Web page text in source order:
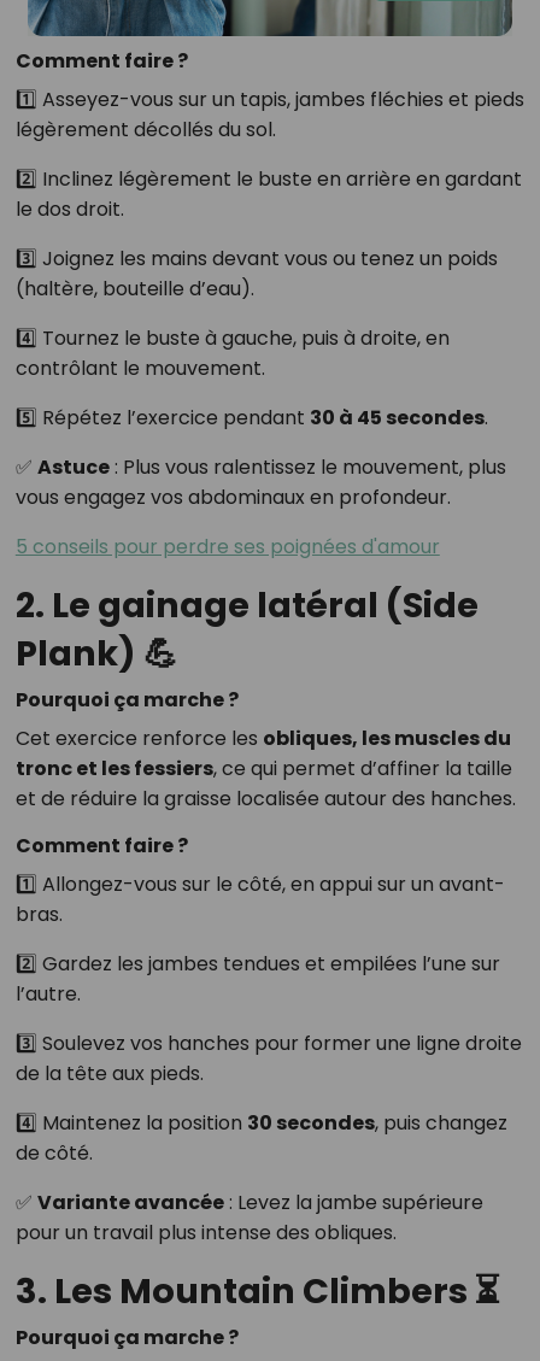
Comment faire ?
1️⃣ Asseyez-vous sur un tapis, jambes fléchies et pieds
légèrement décollés du sol.
2️⃣ Inclinez légèrement le buste en arrière en gardant
le dos droit.
3️⃣ Joignez les mains devant vous ou tenez un poids
(haltère, bouteille d’eau).
4️⃣ Tournez le buste à gauche, puis à droite, en
contrôlant le mouvement.
5️⃣ Répétez l’exercice pendant 30 à 45 secondes.
✅ Astuce: Plus vous ralentissez le mouvement, plus
vous engagez vos abdominaux en profondeur.
5 conseils pour perdre ses poignées d'amour
2. Le gainage latéral (Side
Plank) 💪
Pourquoi ça marche ?
Cet exercice renforce les obliques, les muscles du
tronc et les fessiers, ce qui permet d’affiner la taille
et de réduire la graisse localisée autour des hanches.
Comment faire ?
1️⃣ Allongez-vous sur le côté, en appui sur un avant-
bras.
2️⃣ Gardez les jambes tendues et empilées l’une sur
l’autre.
3️⃣ Soulevez vos hanches pour former une ligne droite
de la tête aux pieds.
4️⃣ Maintenez la position 30 secondes, puis changez
de côté.
✅ Variante avancée: Levez la jambe supérieure
pour un travail plus intense des obliques.
3. Les Mountain Climbers ⏳
Pourquoi ça marche ?